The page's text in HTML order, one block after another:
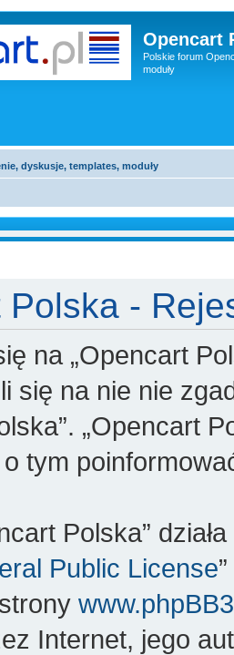
Opencart
Polskie forum
moduły
dyskusje, templates, moduły
Polska -
na „Opencart
się na nie nie
„Opencart
tym
Polska”
Public License
Internet, jego